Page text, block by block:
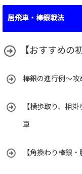
居飛車・棒銀戦法
【おすすめの
棒銀の進行例～攻
【横歩取り、相
車
【角換わり棒銀